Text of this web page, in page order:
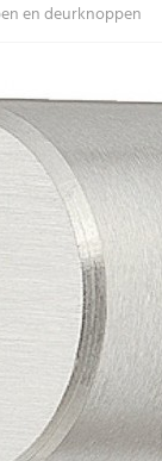
en deurknoppen